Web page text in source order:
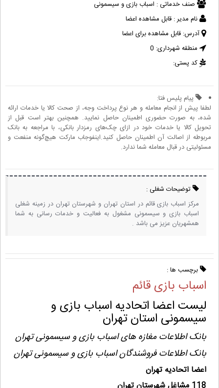
صنف خدماتی : اسباب بازی و سیسمونی
نام مدیر : قابل مشاهده اعضا
آدرس: قابل مشاهده برای اعضا
منطقه شهرداری: 0
کد پستی:
پیام پلیس فتا:
لطفا پیش از انجام معامله و هر نوع پرداخت وجه، از صحت کالا یا خدمات ارائه
شده، به صورت حضوری اطمینان حاصل نمایید. همچنین بهتر است قبل از
تحویل کالا یا خدمات خود در ازای چک‌های رمزدار بانکی، با مراجعه به بانک
مربوطه از اصالت آن اطمینان حاصل کنید.اینفوجاب مارکت هیچ‌گونه منفعت و
مسئولیتی در قبال معامله شما ندارد.
توضیحات شغلی :
مرکز اسباب بازی قائم در استان تهران و شهرستان تهران در زمینه شغلی
اسباب بازی و سیسمونی مشغول به فعالیت و خدمات رسانی به شما
همشهریان عزیز می باشد .
برچسب ها :
اسباب بازی قائم
لیست اعضا اتحادیه اسباب بازی و
سیسمونی استان تهران
بانک اطلاعات مغازه های اسباب بازی و سیسمونی تهران
بانک اطلاعات فروشندگان اسباب بازی و سیسمونی تهران
اعضا اتحادیه تهران